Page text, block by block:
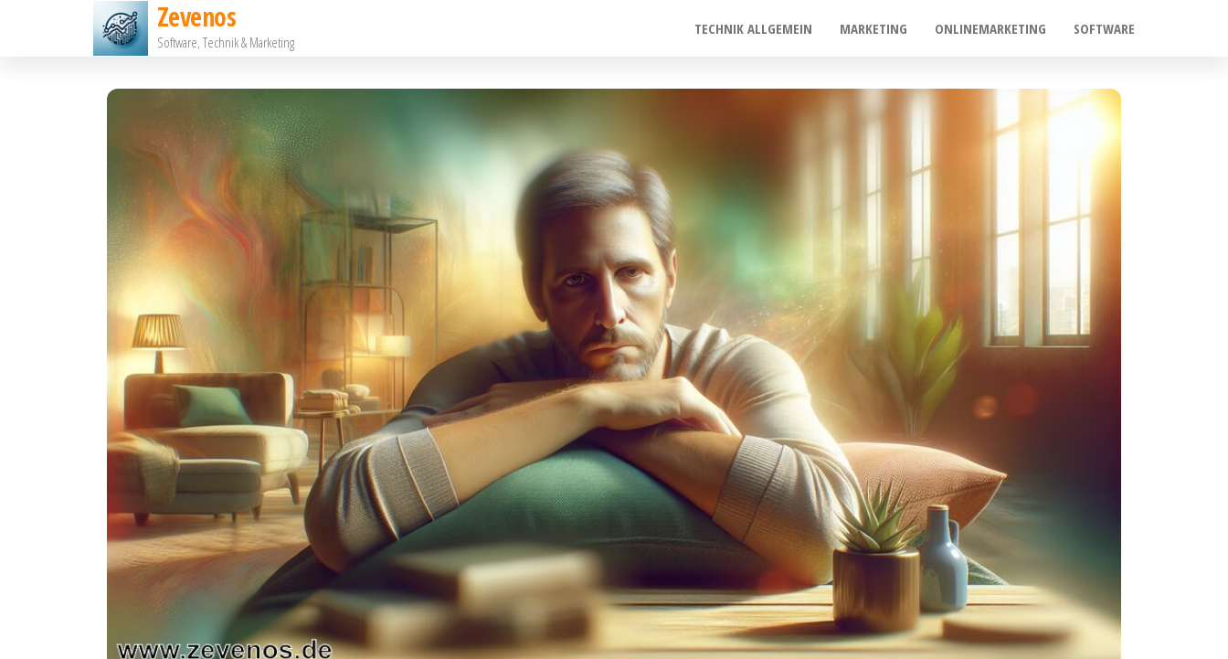
Zevenos
Software, Technik & Marketing
TECHNIK ALLGEMEIN MARKETING ONLINEMARKETING SOFTWARE